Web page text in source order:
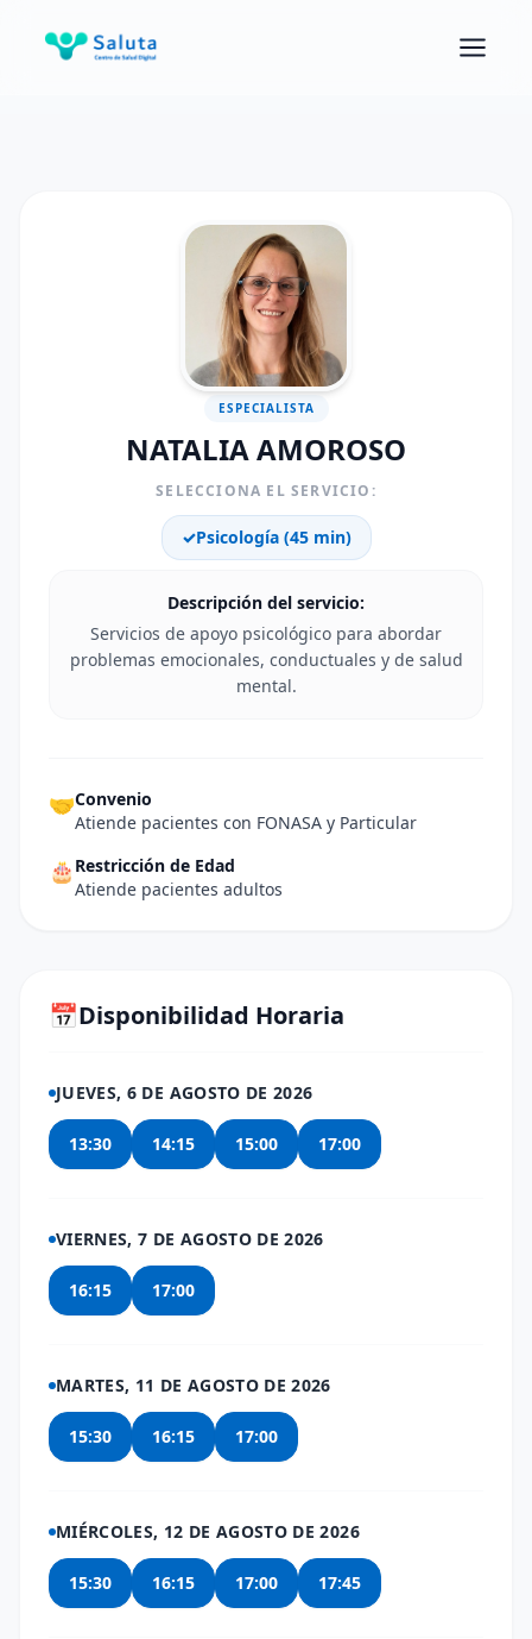
ESPECIALISTA
NATALIA AMOROSO
SELECCIONA EL SERVICIO:
✓Psicología(45min)
Descripción del servicio:
Servicios de apoyo psicológico para abordar
problemas emocionales, conductuales y de salud
mental.
🤝Convenio
Atiende pacientes con FONASA y Particular
🎂 Restricción de Edad
Atiende pacientes adultos
📅Disponibilidad Horaria
JUEVES, 6 DE AGOSTO DE 2026
13:30 14:15 15:00 17:00
VIERNES, 7 DE AGOSTO DE 2026
16:15 17:00
MARTES, 11 DE AGOSTO DE 2026
15:30 16:15 17:00
MIÉRCOLES, 12 DE AGOSTO DE 2026
15:30 16:15 17:00 17:45